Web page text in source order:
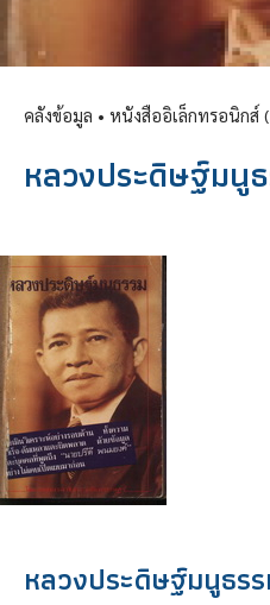
คลังข้อมูล • หนังสืออิเล็กทรอนิกส์
หลวงประดิษฐ์มนู
หลวงประดิษฐ์มนูธร